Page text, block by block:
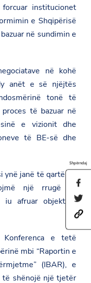
institucionet
e Shqipërisë
në sundimin e
në kohë
anët e së njëjtës
tonë të
të bazuar në
e vizionit dhe
të BE-së dhe
janë të qartë: të
një rrugë të
iu afruar objektivit
e tetë
mbi “Raportin e
(IBAR), e
shënojë një tjetër
Shpërndaj
S
a
e
i
s
a
g
S
a
e
t
i
s
a
h
t
p
:
/
a